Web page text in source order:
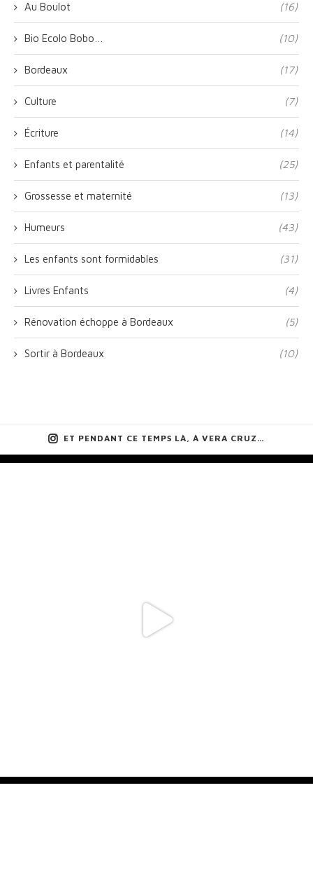
Au Boulot (16)
Bio Ecolo Bobo… (10)
Bordeaux (17)
Culture (7)
Écriture (14)
Enfants et parentalité (25)
Grossesse et maternité (13)
Humeurs (43)
Les enfants sont formidables (31)
Livres Enfants (4)
Rénovation échoppe à Bordeaux (5)
Sortir à Bordeaux (10)
ET PENDANT CE TEMPS LÀ, À VERA CRUZ…